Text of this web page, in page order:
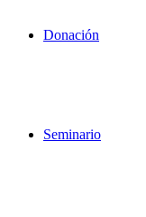
Donación
Seminario